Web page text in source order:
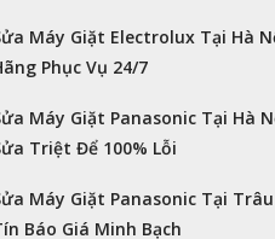
Máy Giặt Electrolux Tại Hà
Phục Vụ 24/7
Máy Giặt Panasonic Tại Hà
Triệt Để 100% Lỗi
Máy Giặt Panasonic Tại
Báo Giá Minh Bạch